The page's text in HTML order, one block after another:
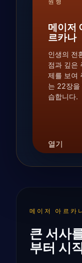
원형
메이저
르카나
인생의 전
점과 깊은
제를 보여
는 22장을
습합니다.
열기
메이저 아르카
큰 서사
부터 시